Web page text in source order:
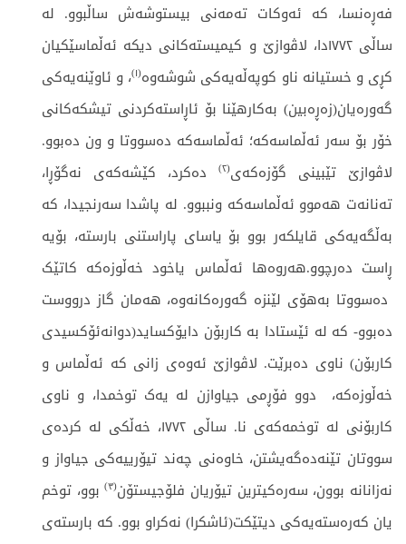
فەڕەنسا، کە ئەوکات تەمەنی بیستوشەش ساڵبوو. لە
ساڵی ١٧٧٢دا، لاڤوازێ و کیمیستەکانی دیکە ئەڵماسێکیان
کڕی و خستيانە ناو كوپەڵەيەكى شوشەوە(١) ، و ئاوێنەيەكى
گەورەيان(زەڕەبين) بەكارھێنا بۆ ئاڕاستەكردنى تيشكەكانى
خۆر بۆ سەر ئەڵماسەكە؛ ئەڵماسەکە دەسووتا و ون دەبوو.
لاڤوازێ تێبینی گۆزەکەی(٢)
دەکرد، کێشەکەی نەگۆڕا،
تەنانەت ھەموو ئەڵماسەکە ونببوو. لە پاشدا سەرنجیدا، کە
بەڵگەیەکی قایلکەر بوو بۆ یاسای پاراستنی بارستە، بۆیە
ڕاست دەرچوو.ھەروەھا ئەڵماس یاخود خەڵوزەکە کاتێک
دەسووتا بەھۆی لێنزە گەورەکانەوە، ھەمان گاز درووست
دەبوو- کە لە ئێستادا بە کاربۆن دایۆکساید(دوانەئۆکسیدی
کاربۆن) ناوی دەبرێت. لاڤوازێ ئەوەی زانی کە ئەڵماس و
خەڵوزەکە، دوو فۆڕمی جیاوازن لە یەک توخمدا، و ناوی
کاربۆنی لە توخمەکەی نا. ساڵی ١٧٧٢، خەڵکی لە کردەی
سووتان تێنەدەگەیشتن، خاوەنی چەند تیۆرییەکی جیاواز و
نەزانانە بوون، سەرەکیترین تیۆریان فلۆجیستۆن(٣) بوو، توخم
يان كەرەستەيەكى ديتێكت(ئاشكرا) نەكراو بوو. کە بارستەی